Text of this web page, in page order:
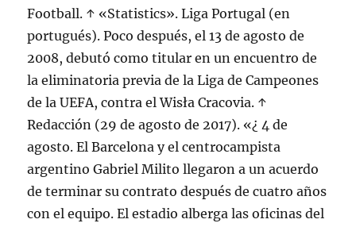
Football. ↑ «Statistics». Liga Portugal (en
portugués). Poco después, el 13 de agosto de
2008, debutó como titular en un encuentro de
la eliminatoria previa de la Liga de Campeones
de la UEFA, contra el Wisła Cracovia. ↑
Redacción (29 de agosto de 2017). «¿ 4 de
agosto. El Barcelona y el centrocampista
argentino Gabriel Milito llegaron a un acuerdo
de terminar su contrato después de cuatro años
con el equipo. El estadio alberga las oficinas del